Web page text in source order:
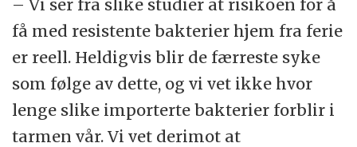
– Vi ser fra slike studier at risikoen for å
få med resistente bakterier hjem fra ferie
er reell. Heldigvis blir de færreste syke
som følge av dette, og vi vet ikke hvor
lenge slike importerte bakterier forblir i
tarmen vår. Vi vet derimot at